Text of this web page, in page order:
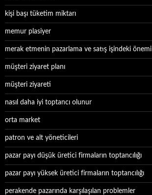
kişi başı tüketim miktarı
memur plasiyer
merak etmenin pazarlama ve satış işindeki önemi
müşteri ziyaret planı
müşteri ziyareti
nasıl daha iyi toptancı olunur
orta market
patron ve alt yöneticileri
pazar payı düşük üretici firmaların toptancılığı
pazar payı yüksek üretici firmaların toptancılığı
perakende pazarında karşılaşılan problemler